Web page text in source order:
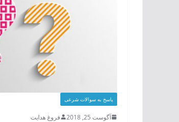
پاسخ به سوالات شرعی
آگوست 25, 2018 فروغ هدایت